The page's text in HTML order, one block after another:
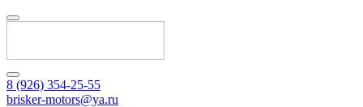
8 (926) 354-25-55
brisker-motors@ya.ru